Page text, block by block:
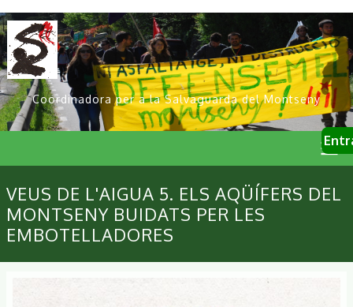
Vés
al
contingut
Coordinadora per a la Salvaguarda del Montseny
User
Primary
links
VEUS DE L'AIGUA 5. ELS AQÜÍFERS DEL
MONTSENY BUIDATS PER LES
EMBOTELLADORES